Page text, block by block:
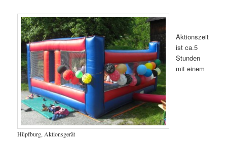
Hüpfburg, Aktionsgerät
Aktionszeit
ist ca.5
Stunden
mit einem